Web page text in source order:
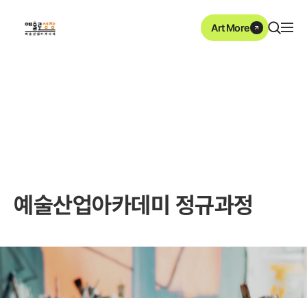
ArtMore
예술산업아카데미
예술산업아카데미 정규과정